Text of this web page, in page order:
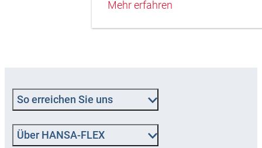
Mehr erfahren
So erreichen Sie uns
Über HANSA‑FLEX